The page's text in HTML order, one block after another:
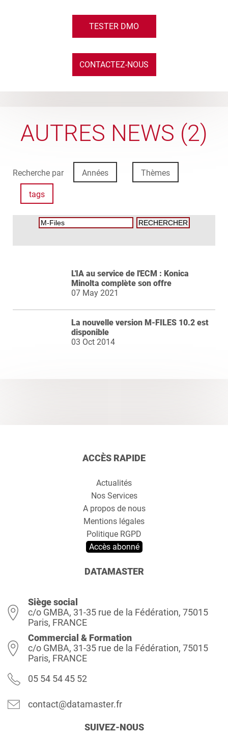
TESTER DMO
CONTACTEZ-NOUS
AUTRES NEWS (2)
Recherche par Années Thèmes
tags
L'IA au service de l'ECM : Konica
Minolta complète son offre
07 May 2021
La nouvelle version M-FILES 10.2 est
disponible
03 Oct 2014
ACCÈS RAPIDE
Actualités
Nos Services
A propos de nous
Mentions légales
Politique RGPD
Accès abonné
DATAMASTER
Siège social
c/o GMBA, 31-35 rue de la Fédération, 75015
Paris, FRANCE
Commercial & Formation
c/o GMBA, 31-35 rue de la Fédération, 75015
Paris, FRANCE
05 54 54 45 52
contact@datamaster.fr
SUIVEZ-NOUS